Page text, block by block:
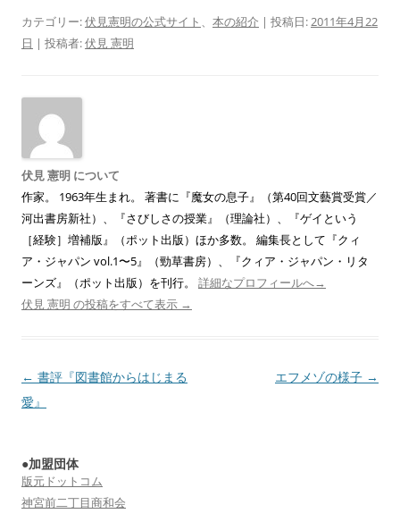
カテゴリー:伏見憲明の公式サイト 本の紹介 | 投稿日: 2011年4月22
日 | 投稿者:伏見 憲明
伏見 憲明 について
作家。 1963年生まれ。 著書に『魔女の息子』（第40回文藝賞受賞／
河出書房新社）、『さびしさの授業』（理論社）、『ゲイという
［経験］増補版』（ポット出版）ほか多数。 編集長として『クィ
ア・ジャパン vol.1〜5』（勁草書房）、『クィア・ジャパン・リタ
ーンズ』（ポット出版）を刊行。 詳細なプロフィールへ→
伏見 憲明 の投稿をすべて表示 →
投
稿
ゲ
ー
← 書評『図書館からはじまる
愛』
エフメゾの様子 →
●加盟団体
版元ドットコム
神宮前二丁目商和会